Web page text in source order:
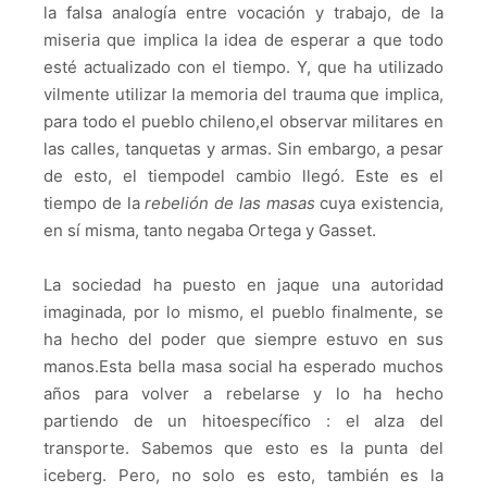
la falsa analogía entre vocación y trabajo, de la
miseria que implica la idea de esperar a que todo
esté actualizado con el tiempo. Y, que ha utilizado
vilmente utilizar la memoria del trauma que implica,
para todo el pueblo chileno,el observar militares en
las calles, tanquetas y armas. Sin embargo, a pesar
de esto, el tiempodel cambio llegó. Este es el
tiempo de larebelión de las masas cuya existencia,
en sí misma, tanto negaba Ortega y Gasset.
La sociedad ha puesto en jaque una autoridad
imaginada, por lo mismo, el pueblo finalmente, se
ha hecho del poder que siempre estuvo en sus
manos.Esta bella masa social ha esperado muchos
años para volver a rebelarse y lo ha hecho
partiendo de un hitoespecífico : el alza del
transporte. Sabemos que esto es la punta del
iceberg. Pero, no solo es esto, también es la